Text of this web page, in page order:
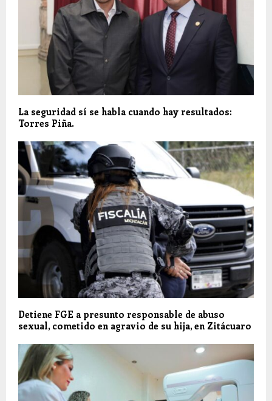
La seguridad sí se habla cuando hay resultados:
Torres Piña.
Detiene FGE a presunto responsable de abuso
sexual, cometido en agravio de su hija, en Zitácuaro